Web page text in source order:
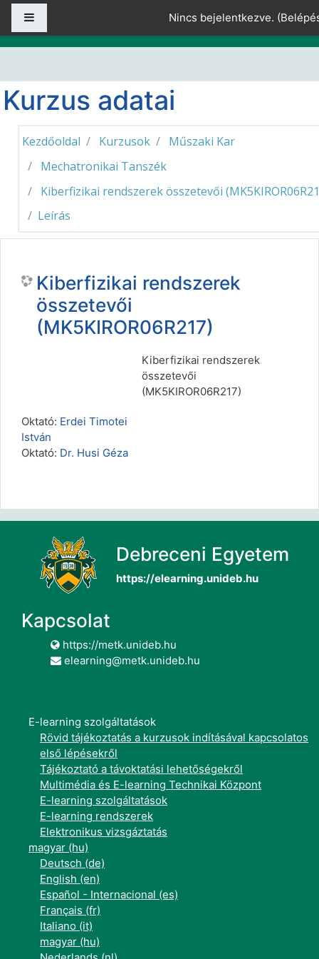
Tovább a fő tartalomhoz
Nincs bejelentkezve. (
Kurzus adatai
Kezdőoldal Kurzusok
Műszaki Kar
Mechatronikai Tanszék
Kiberfizikai rendszerek összetevői
Leírás
Kiberfizikai rendszerek
összetevői
(MK5KIROR06R217)
Kiberfizikai rendszerek
összetevői
(MK5KIROR06R217)
Oktató: Erdei Timotei
István
Oktató: Dr. Husi Géza
Debreceni Egyetem
https://elearning.unideb.hu
Kapcsolat
https://metk.unideb.hu
elearning@metk.unideb.hu
E-learning szolgáltatások
Rövid tájékoztatás a kurzusok indításával kapcsolatos
első lépésekről
Tájékoztató a távoktatási lehetőségekről
Multimédia és E-learning Technikai Központ
E-learning szolgáltatások
E-learning rendszerek
Elektronikus vizsgáztatás
magyar ‎(hu)‎
Deutsch ‎(de)‎
English ‎(en)‎
Español - Internacional ‎(es)‎
Français ‎(fr)‎
Italiano ‎(it)‎
magyar ‎(hu)‎